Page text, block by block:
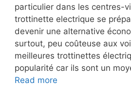
particulier dans les centres-
trottinette electrique se
devenir une alternative
surtout, peu coûteuse aux
meilleures trottinettes
popularité car ils sont un
Read more